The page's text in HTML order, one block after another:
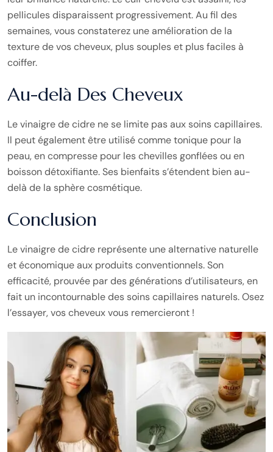
pellicules disparaissent progressivement. Au fil des
semaines, vous constaterez une amélioration de la
texture de vos cheveux, plus souples et plus faciles à
coiffer.
Au-delà Des Cheveux
Le vinaigre de cidre ne se limite pas aux soins capillaires.
Il peut également être utilisé comme tonique pour la
peau, en compresse pour les chevilles gonflées ou en
boisson détoxifiante. Ses bienfaits s’étendent bien au-
delà de la sphère cosmétique.
Conclusion
Le vinaigre de cidre représente une alternative naturelle
et économique aux produits conventionnels. Son
efficacité, prouvée par des générations d’utilisateurs, en
fait un incontournable des soins capillaires naturels. Osez
l’essayer, vos cheveux vous remercieront !